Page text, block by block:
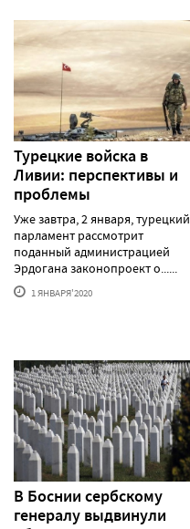
Турецкие войска в
Ливии: перспективы и
проблемы
Уже завтра, 2 января, турецкий
парламент рассмотрит
поданный администрацией
Эрдогана законопроект о......
1 ЯНВАРЯ'2020
В Боснии сербскому
генералу выдвинули